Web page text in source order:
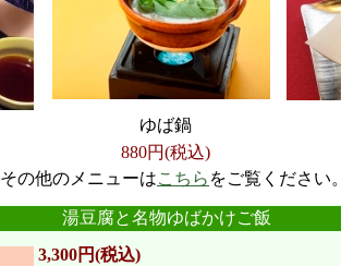
ゆば鍋
880円(税込)
その他のメニューはこちら をご覧ください。
湯豆腐と名物ゆばかけご飯
3,300円(税込)